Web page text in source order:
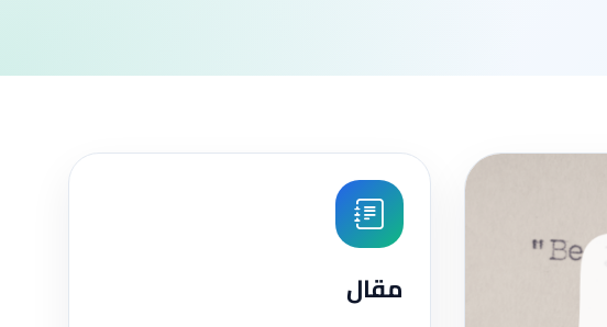
مقال